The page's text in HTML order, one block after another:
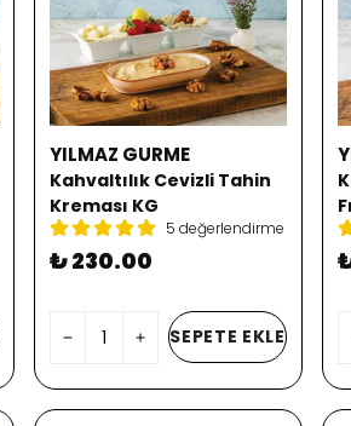
YILMAZ GURME
Kahvaltılık Cevizli Tahin
Kreması KG
5 değerlendirme
₺ 230.00
SEPETE EKLE